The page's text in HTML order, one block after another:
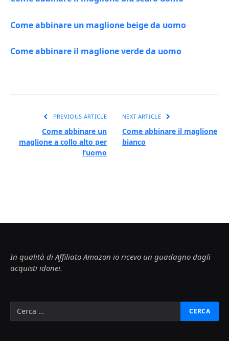
Come abbinare un maglione beige da uomo
Come abbinare il maglione verde da uomo
PREVIOUS ARTICLE
Come abbinare un
maglione a collo alto per
l’uomo
NEXT ARTICLE
Come abbinare il maglione
bianco
In qualità di Affiliato Amazon io ricevo un guadagno dagli
acquisti idonei.